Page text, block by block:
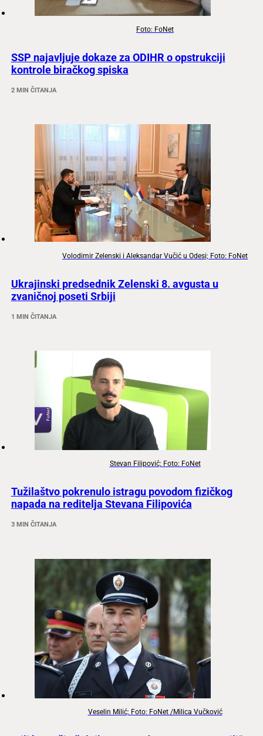
Foto: FoNet
SSP najavljuje dokaze za ODIHR o opstrukciji
kontrole biračkog spiska
2 MIN ČITANJA
Volodimir Zelenski i Aleksandar Vučić u Odesi; Foto: FoNet
Ukrajinski predsednik Zelenski 8. avgusta u
zvaničnoj poseti Srbiji
1 MIN ČITANJA
Stevan Filipović; Foto: FoNet
Tužilaštvo pokrenulo istragu povodom fizičkog
napada na reditelja Stevana Filipovića
3 MIN ČITANJA
Veselin Milić; Foto: FoNet /Milica Vučković